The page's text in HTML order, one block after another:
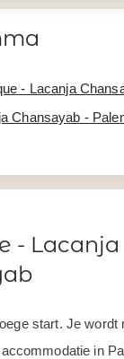
- Lacanja
Chansayab -
- Lacanja
start. Je wordt
in